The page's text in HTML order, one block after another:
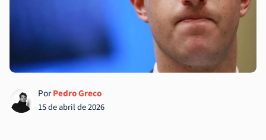
PorPedro Greco
15 de abril de 2026